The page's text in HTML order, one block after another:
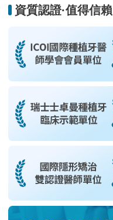
資質認證·值得信賴